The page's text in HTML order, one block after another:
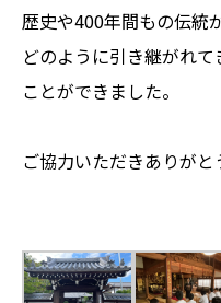
歴史や400年間もの伝統
どのように引き継がれ
ことができました。
ご協力いただきありがと